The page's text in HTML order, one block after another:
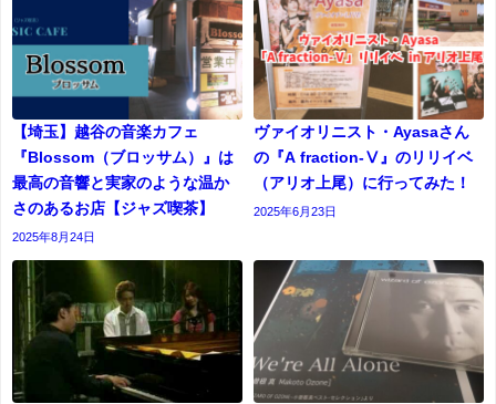
【埼玉】越谷の音楽カフェ
『Blossom（ブロッサム）』は
最高の音響と実家のような温か
さのあるお店【ジャズ喫茶】
2025年8月24日
ヴァイオリニスト・Ayasaさん
の『A fraction-Ⅴ』のリリイベ
（アリオ上尾）に行ってみた！
2025年6月23日